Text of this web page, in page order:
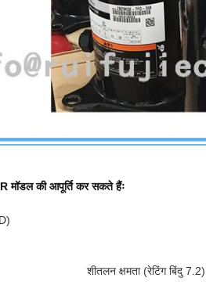
मॉडल की आपूर्ति कर सकते हैंः
शीतलन क्षमता (रेटिंग बिंदु 7.2)